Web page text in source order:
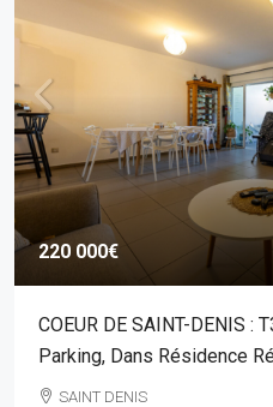
220 000€
COEUR DE SAINT-DENIS :
Parking, Dans Résidence
SAINT DENIS